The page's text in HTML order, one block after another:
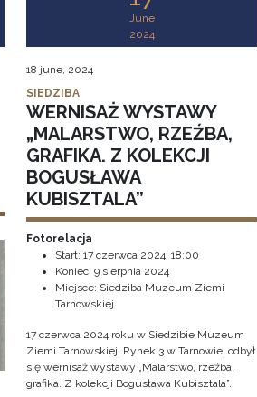
June
2024
18 june, 2024
SIEDZIBA
WERNISAŻ WYSTAWY
„MALARSTWO, RZEŹBA,
GRAFIKA. Z KOLEKCJI
BOGUSŁAWA
KUBISZTALA”
Fotorelacja
Start: 17 czerwca 2024, 18:00
Koniec: 9 sierpnia 2024
Miejsce: Siedziba Muzeum Ziemi
Tarnowskiej
17 czerwca 2024 roku w Siedzibie Muzeum
Ziemi Tarnowskiej, Rynek 3 w Tarnowie, odbył
się wernisaż wystawy „Malarstwo, rzeźba,
grafika. Z kolekcji Bogusława Kubisztala”.